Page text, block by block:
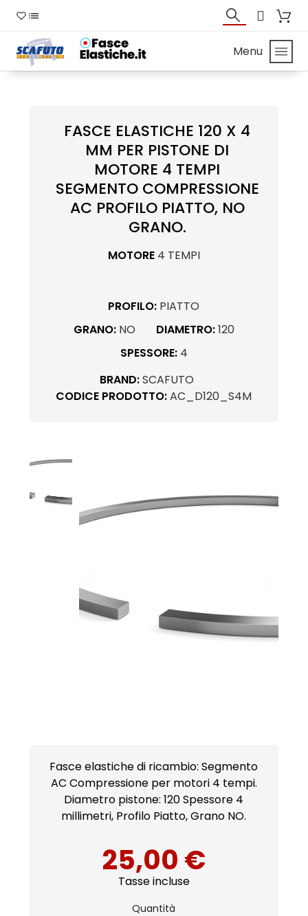
Menu
FASCE ELASTICHE 120 X 4
MM PER PISTONE DI
MOTORE 4 TEMPI
SEGMENTO COMPRESSIONE
AC PROFILO PIATTO, NO
GRANO.
MOTORE 4 TEMPI
PROFILO: PIATTO
GRANO: NO DIAMETRO:120
SPESSORE: 4
BRAND:SCAFUTO
CODICE PRODOTTO:AC_D120_S4M
Fasce elastiche di ricambio: Segmento
AC Compressione per motori 4 tempi.
Diametro pistone: 120 Spessore 4
millimetri, Profilo Piatto, Grano NO.
25,00 €
Tasse incluse
Quantità